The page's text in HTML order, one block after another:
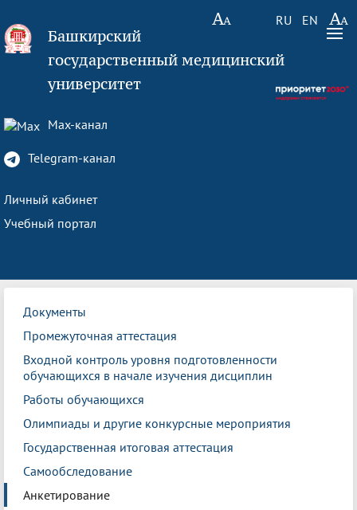
RU EN
Башкирский
государственный медицинский
университет
Max-канал
Telegram-канал
Личный кабинет
Учебный портал
Документы
Промежуточная аттестация
Входной контроль уровня подготовленности
обучающихся в начале изучения дисциплин
Работы обучающихся
Олимпиады и другие конкурсные мероприятия
Государственная итоговая аттестация
Самообследование
Анкетирование